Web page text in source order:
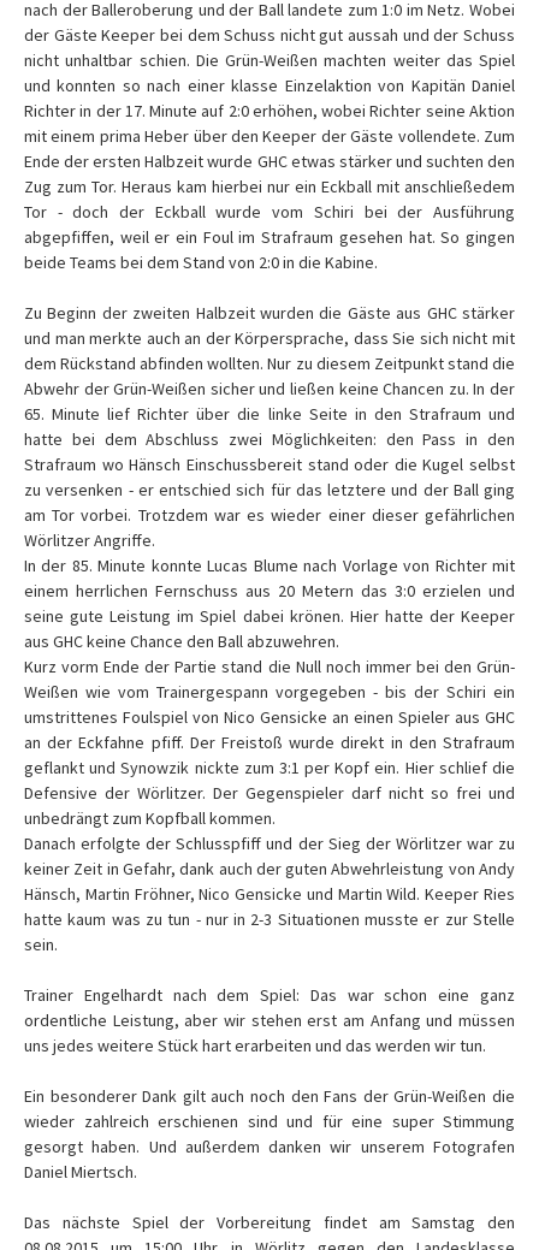
nach der Balleroberung und der Ball landete zum 1:0 im Netz. Wobei
der Gäste Keeper bei dem Schuss nicht gut aussah und der Schuss
nicht unhaltbar schien. Die Grün-Weißen machten weiter das Spiel
und konnten so nach einer klasse Einzelaktion von Kapitän Daniel
Richter in der 17. Minute auf 2:0 erhöhen, wobei Richter seine Aktion
mit einem prima Heber über den Keeper der Gäste vollendete. Zum
Ende der ersten Halbzeit wurde GHC etwas stärker und suchten den
Zug zum Tor. Heraus kam hierbei nur ein Eckball mit anschließedem
Tor - doch der Eckball wurde vom Schiri bei der Ausführung
abgepfiffen, weil er ein Foul im Strafraum gesehen hat. So gingen
beide Teams bei dem Stand von 2:0 in die Kabine.
Zu Beginn der zweiten Halbzeit wurden die Gäste aus GHC stärker
und man merkte auch an der Körpersprache, dass Sie sich nicht mit
dem Rückstand abfinden wollten. Nur zu diesem Zeitpunkt stand die
Abwehr der Grün-Weißen sicher und ließen keine Chancen zu. In der
65. Minute lief Richter über die linke Seite in den Strafraum und
hatte bei dem Abschluss zwei Möglichkeiten: den Pass in den
Strafraum wo Hänsch Einschussbereit stand oder die Kugel selbst
zu versenken - er entschied sich für das letztere und der Ball ging
am Tor vorbei. Trotzdem war es wieder einer dieser gefährlichen
Wörlitzer Angriffe.
In der 85. Minute konnte Lucas Blume nach Vorlage von Richter mit
einem herrlichen Fernschuss aus 20 Metern das 3:0 erzielen und
seine gute Leistung im Spiel dabei krönen. Hier hatte der Keeper
aus GHC keine Chance den Ball abzuwehren.
Kurz vorm Ende der Partie stand die Null noch immer bei den Grün-
Weißen wie vom Trainergespann vorgegeben - bis der Schiri ein
umstrittenes Foulspiel von Nico Gensicke an einen Spieler aus GHC
an der Eckfahne pfiff. Der Freistoß wurde direkt in den Strafraum
geflankt und Synowzik nickte zum 3:1 per Kopf ein. Hier schlief die
Defensive der Wörlitzer. Der Gegenspieler darf nicht so frei und
unbedrängt zum Kopfball kommen.
Danach erfolgte der Schlusspfiff und der Sieg der Wörlitzer war zu
keiner Zeit in Gefahr, dank auch der guten Abwehrleistung von Andy
Hänsch, Martin Fröhner, Nico Gensicke und Martin Wild. Keeper Ries
hatte kaum was zu tun - nur in 2-3 Situationen musste er zur Stelle
sein.
Trainer Engelhardt nach dem Spiel: Das war schon eine ganz
ordentliche Leistung, aber wir stehen erst am Anfang und müssen
uns jedes weitere Stück hart erarbeiten und das werden wir tun.
Ein besonderer Dank gilt auch noch den Fans der Grün-Weißen die
wieder zahlreich erschienen sind und für eine super Stimmung
gesorgt haben. Und außerdem danken wir unserem Fotografen
Daniel Miertsch.
Das nächste Spiel der Vorbereitung findet am Samstag den